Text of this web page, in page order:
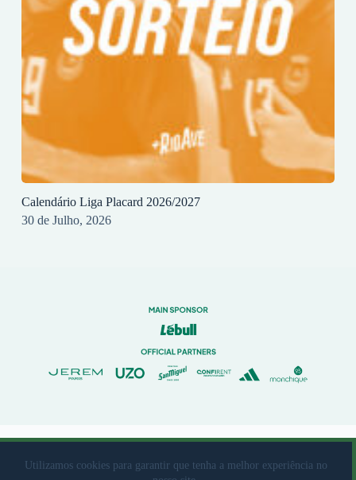
Utilizamos cookies para garantir que tenha a melhor experiência no
Calendário Liga Placard 2026/2027
30 de Julho, 2026
© 2023 Rio Ave Futebol Clube Desenvolvido porbrandit